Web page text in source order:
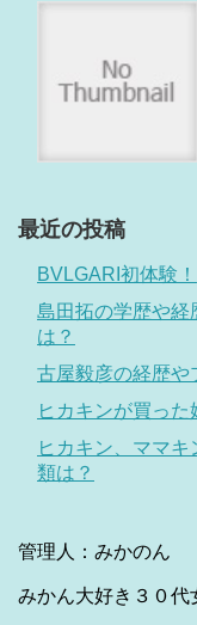
最近の投稿
BVLGARI初体験！
島田拓の学歴や経
は？
古屋毅彦の経歴や
ヒカキンが買った
ヒカキン、ママ
類は？
管理人：みかのん
みかん大好き３０代